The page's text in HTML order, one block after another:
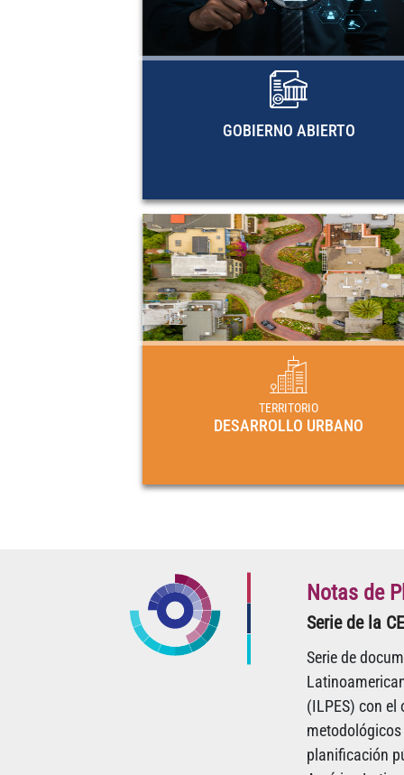
GOBIERNO ABIERTO
de OGP, actividades de
documentos metodológicos y
investigación de la CEPAL sobre
TERRITORIO
DESARROLLO URBANO
DESARROLLO
Planes, programas y marcos
desarrollo urbano en los países de
Latina y el
Notas de
Serie de la
Serie de
(ILPES) con
planificación